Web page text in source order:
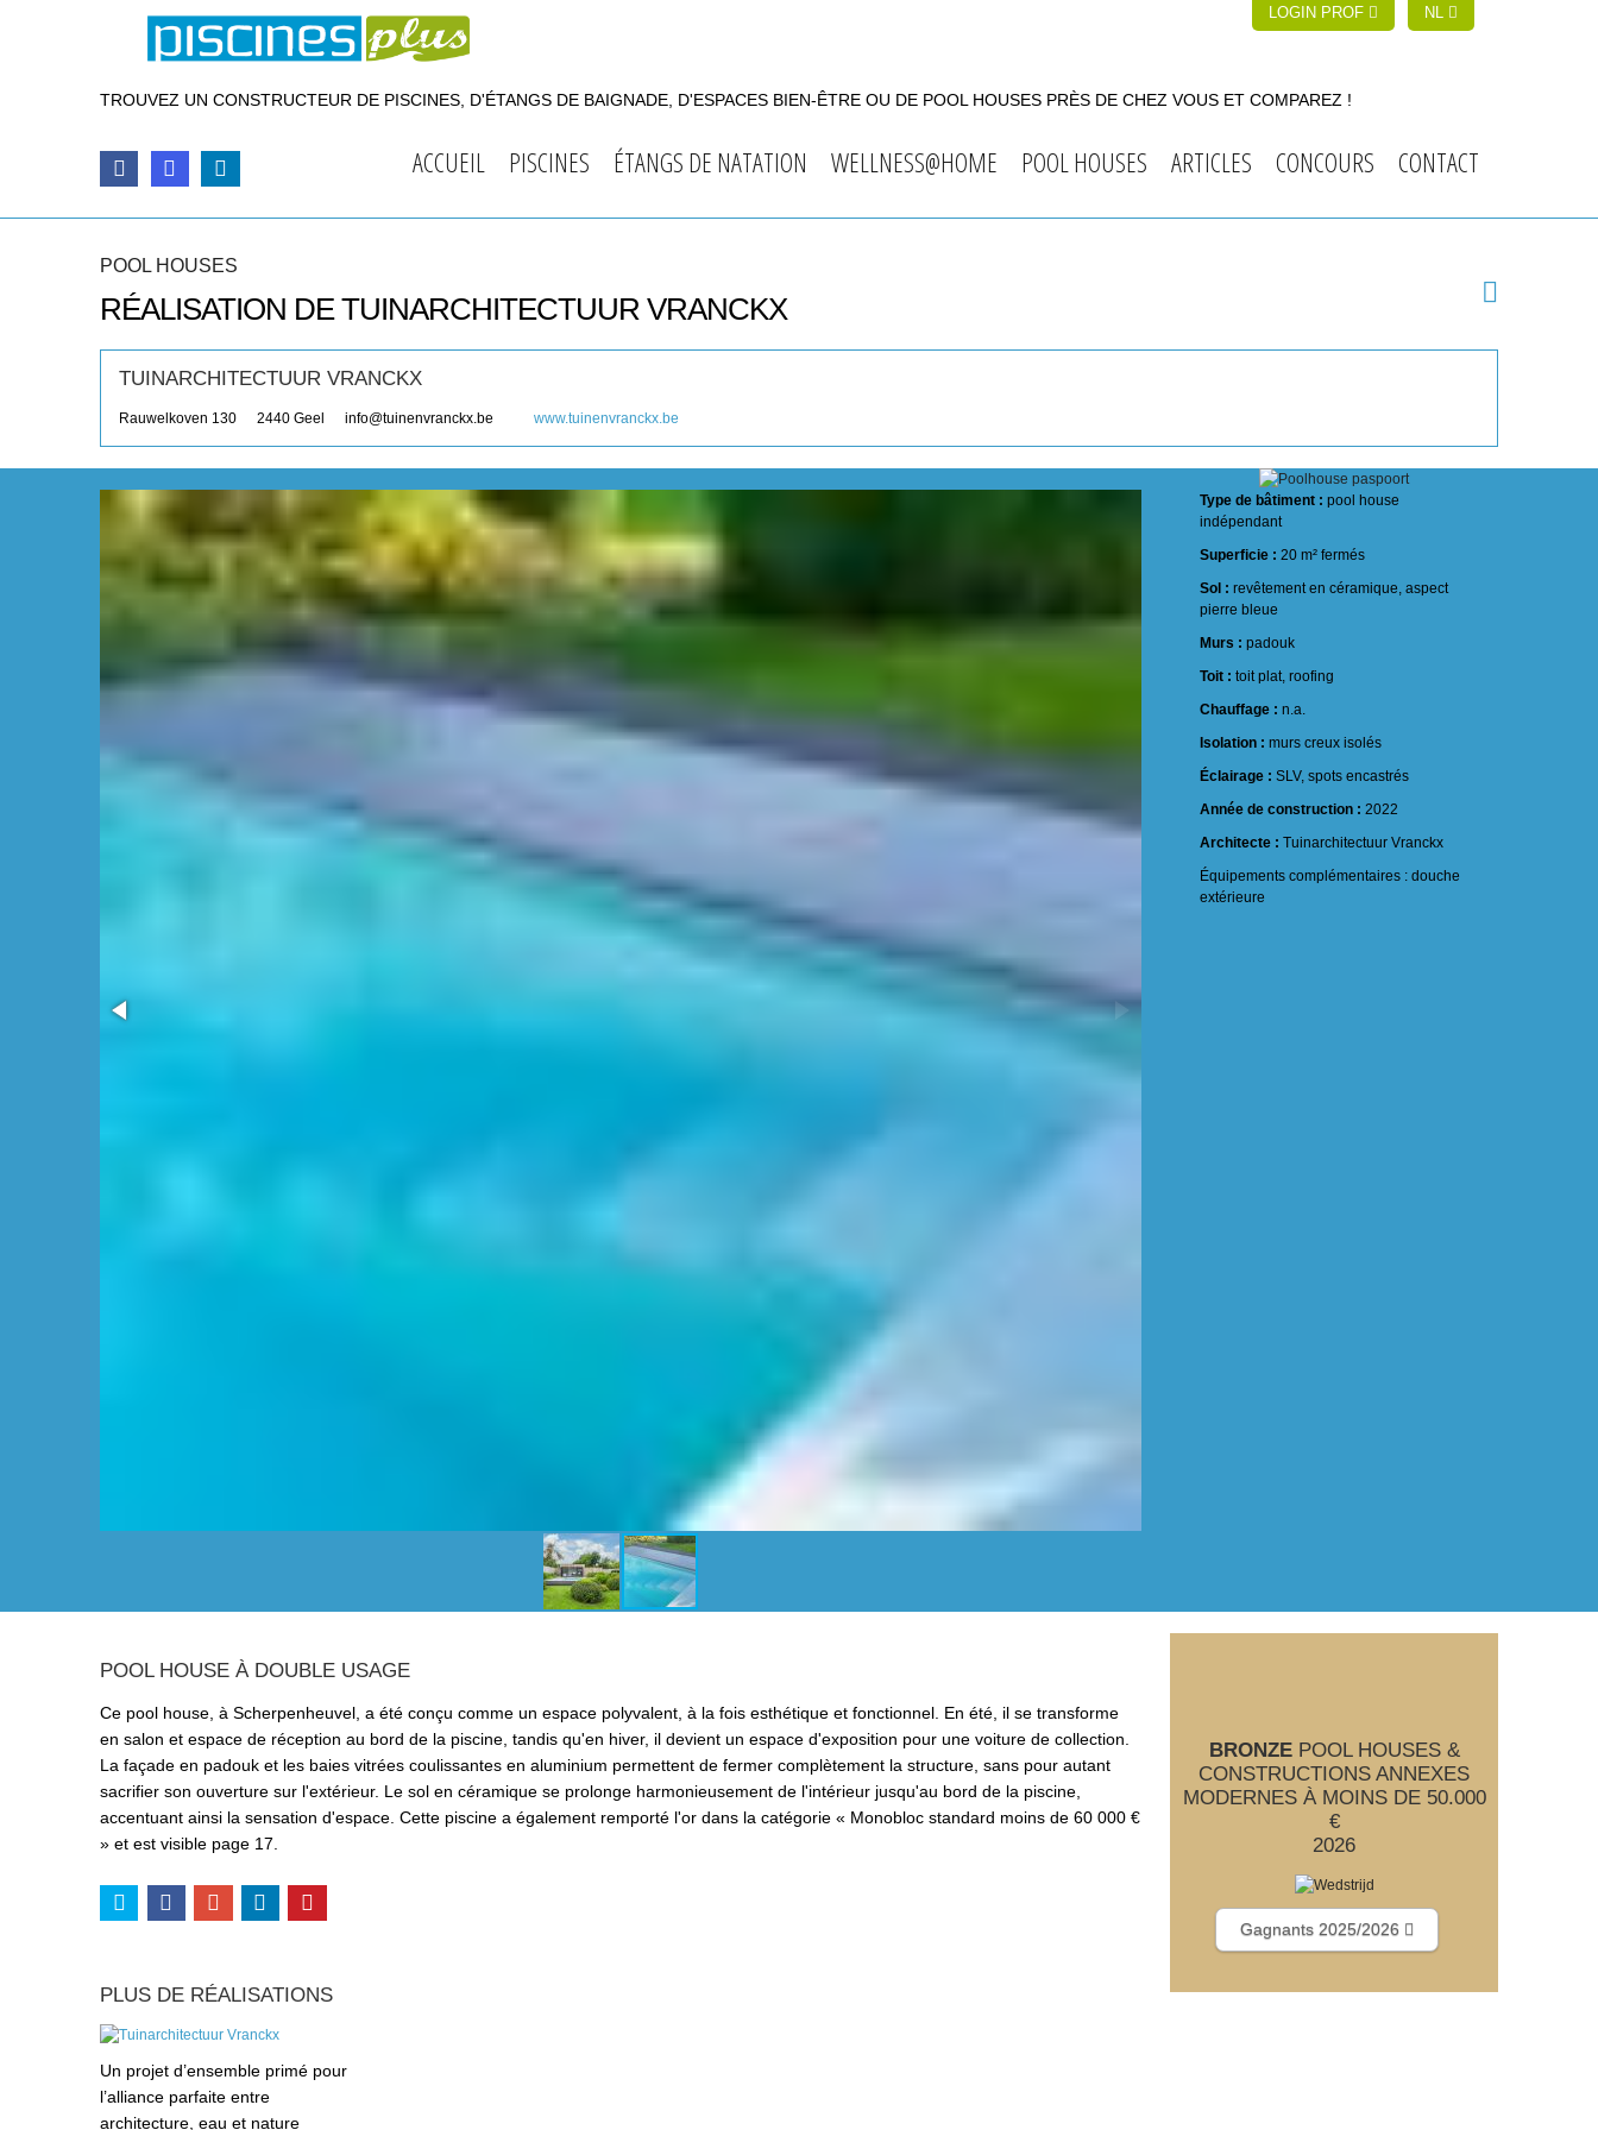
LOGIN PROF NL
TROUVEZ UN CONSTRUCTEUR DE PISCINES, D'ÉTANGS DE BAIGNADE, D'ESPACES BIEN-ÊTRE OU DE POOL HOUSES PRÈS DE CHEZ VOUS ET COMPAREZ !
ACCUEIL PISCINES ÉTANGS DE NATATION WELLNESS@HOME POOL HOUSES ARTICLES CONCOURS CONTACT
POOL HOUSES
RÉALISATION DE TUINARCHITECTUUR VRANCKX
TUINARCHITECTUUR VRANCKX
Rauwelkoven 130 2440 Geel info@tuinenvranckx.be www.tuinenvranckx.be
Type de bâtiment : pool house
indépendant
Superficie : 20 m² fermés
Sol : revêtement en céramique, aspect
pierre bleue
Murs : padouk
Toit : toit plat, roofing
Chauffage : n.a.
Isolation : murs creux isolés
Éclairage : SLV, spots encastrés
Année de construction : 2022
Architecte : Tuinarchitectuur Vranckx
Équipements complémentaires : douche
extérieure
POOL HOUSE À DOUBLE USAGE
Ce pool house, à Scherpenheuvel, a été conçu comme un espace polyvalent, à la fois esthétique et fonctionnel. En été, il se transforme
en salon et espace de réception au bord de la piscine, tandis qu'en hiver, il devient un espace d'exposition pour une voiture de collection.
La façade en padouk et les baies vitrées coulissantes en aluminium permettent de fermer complètement la structure, sans pour autant
sacrifier son ouverture sur l'extérieur. Le sol en céramique se prolonge harmonieusement de l'intérieur jusqu'au bord de la piscine,
accentuant ainsi la sensation d'espace. Cette piscine a également remporté l'or dans la catégorie « Monobloc standard moins de 60 000 €
» et est visible page 17.
PLUS DE RÉALISATIONS
Un projet d’ensemble primé pour
l’alliance parfaite entre
architecture, eau et nature
BRONZEPOOL HOUSES &
CONSTRUCTIONS ANNEXES
MODERNES À MOINS DE 50.000
€
2026
Gagnants 2025/2026